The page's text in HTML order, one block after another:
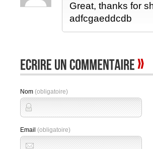
Great, thanks for
adfcgaeddcdb
Nom (obligatoire)
Email (obligatoire)